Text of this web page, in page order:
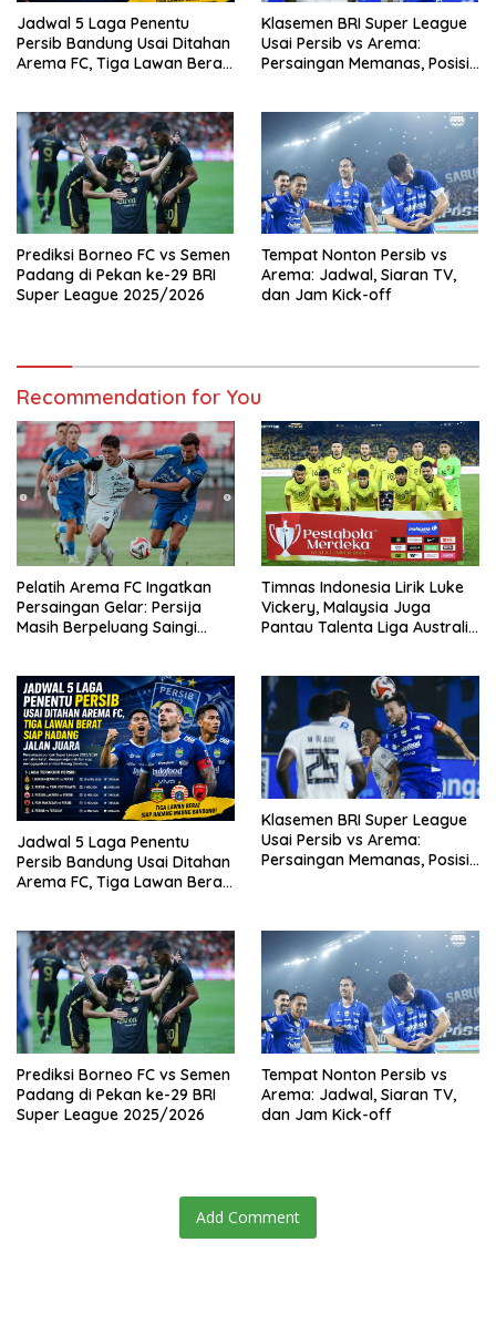
Jadwal 5 Laga Penentu
Persib Bandung Usai Ditahan
Arema FC, Tiga Lawan Berat
Klasemen BRI Super League
Usai Persib vs Arema:
Persaingan Memanas, Posisi
Prediksi Borneo FC vs Semen
Padang di Pekan ke-29 BRI
Super League 2025/2026
Tempat Nonton Persib vs
Arema: Jadwal, Siaran TV,
dan Jam Kick-off
Recommendation for You
Pelatih Arema FC Ingatkan
Persaingan Gelar: Persija
Masih Berpeluang Saingi
Timnas Indonesia Lirik Luke
Vickery, Malaysia Juga
Pantau Talenta Liga Australia
Jadwal 5 Laga Penentu
Persib Bandung Usai Ditahan
Arema FC, Tiga Lawan Berat
Klasemen BRI Super League
Usai Persib vs Arema:
Persaingan Memanas, Posisi
Prediksi Borneo FC vs Semen
Padang di Pekan ke-29 BRI
Super League 2025/2026
Tempat Nonton Persib vs
Arema: Jadwal, Siaran TV,
dan Jam Kick-off
Add Comment